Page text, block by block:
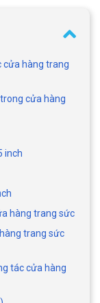
cửa hàng trang
cửa hàng
inch
hàng trang sức
trang sức
tác cửa hàng